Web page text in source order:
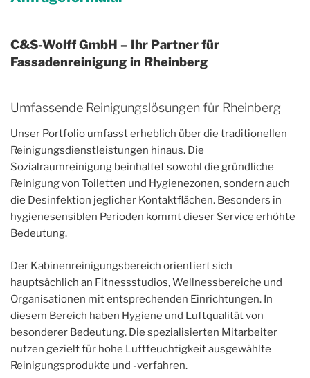
C&S-Wolff GmbH – Ihr Partner für
Fassadenreinigung in Rheinberg
Umfassende Reinigungslösungen für Rheinberg
Unser Portfolio umfasst erheblich über die traditionellen
Reinigungsdienstleistungen hinaus. Die
Sozialraumreinigung beinhaltet sowohl die gründliche
Reinigung von Toiletten und Hygienezonen, sondern auch
die Desinfektion jeglicher Kontaktflächen. Besonders in
hygienesensiblen Perioden kommt dieser Service erhöhte
Bedeutung.
Der Kabinenreinigungsbereich orientiert sich
hauptsächlich an Fitnessstudios, Wellnessbereiche und
Organisationen mit entsprechenden Einrichtungen. In
diesem Bereich haben Hygiene und Luftqualität von
besonderer Bedeutung. Die spezialisierten Mitarbeiter
nutzen gezielt für hohe Luftfeuchtigkeit ausgewählte
Reinigungsprodukte und -verfahren.